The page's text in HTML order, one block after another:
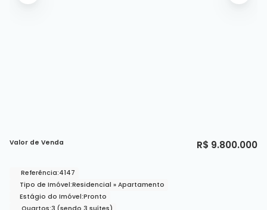
R$ 9.800.000
Valor de Venda
Referência:4147
Tipo de Imóvel:Residencial » Apartamento
Estágio do Imóvel:Pronto